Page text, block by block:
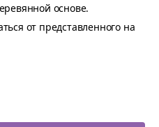
основе.
от представленного на